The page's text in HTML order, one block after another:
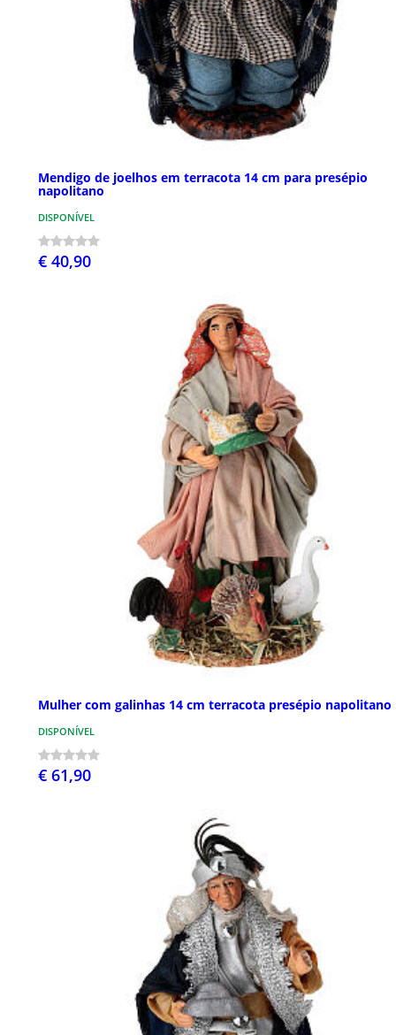
Mendigo de joelhos em terracota 14 cm para presépio
napolitano
DISPONÍVEL
€ 40,90
Mulher com galinhas 14 cm terracota presépio napolitano
DISPONÍVEL
€ 61,90